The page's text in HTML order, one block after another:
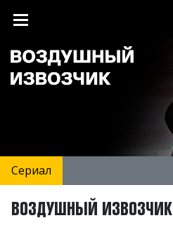
Сериал
ВОЗДУШНЫЙ ИЗВОЗЧИК